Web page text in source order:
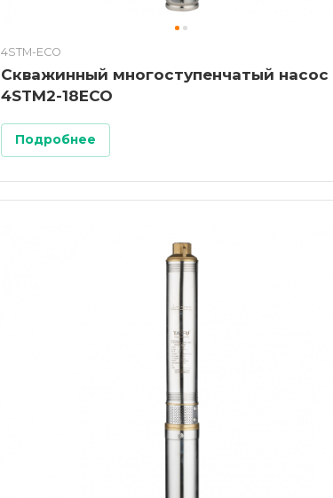
4STM-ECO
Скважинный многоступенчатый насос
4STM2-18ECO
Подробнее